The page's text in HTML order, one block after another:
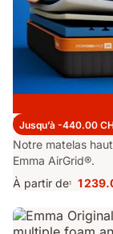
Jusqu’à -440.00
Matelas Emma
Notre matelas
Emma AirGrid®.
À partir de1
Prix
1